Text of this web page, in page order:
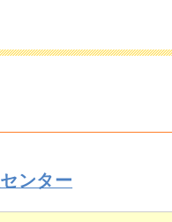
ンター